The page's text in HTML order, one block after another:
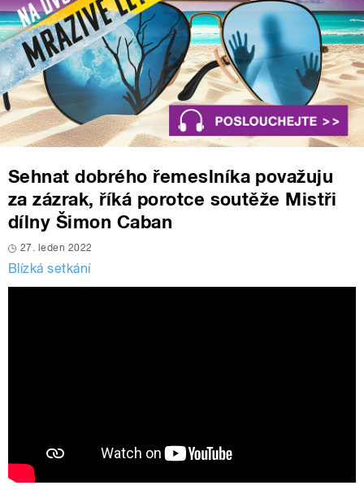
Sehnat dobrého řemeslníka považuju
za zázrak, říká porotce soutěže Mistři
dílny Šimon Caban
27. leden 2022
Blízká setkání